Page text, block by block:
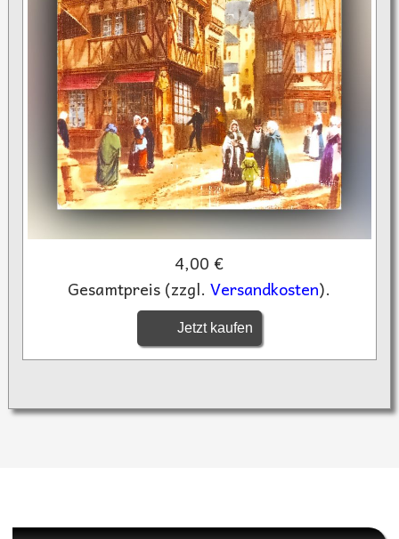
4,00 €
Gesamtpreis (zzgl.Versandkosten).
Jetzt kaufen